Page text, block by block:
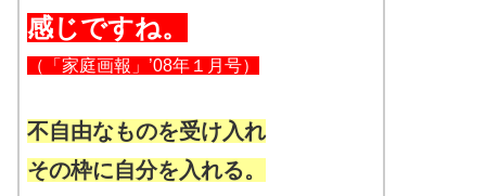
感じですね。
（「家庭画報」’08年１月号）
不自由なものを受け入れ
その枠に自分を入れる。